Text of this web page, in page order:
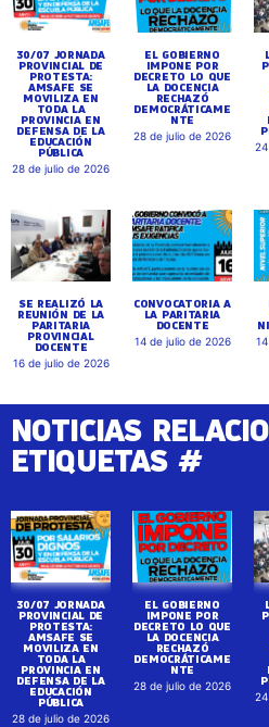
30/07 JORNADA
PROVINCIAL DE
PROTESTA:
AMSAFE SE
MOVILIZA EN
TODA LA
PROVINCIA EN
DEFENSA DE LA
EDUCACIÓN
PÚBLICA
28 de julio de 2026
EL GOBIERNO
IMPONE POR
DECRETO LO QUE
LA DOCENCIA
RECHAZÓ
DEMOCRÁTICAME
NTE
28 de julio de 2026
SE REALIZÓ LA
REUNIÓN DE LA
PARITARIA
PROVINCIAL
DOCENTE
16 de julio de 2026
CONVOCATORIA A
LA PARITARIA
DOCENTE
14 de julio de 2026
NOTICIAS
ETIQUETAS #
30/07 JORNADA
PROVINCIAL DE
PROTESTA:
AMSAFE SE
MOVILIZA EN
TODA LA
PROVINCIA EN
DEFENSA DE LA
EDUCACIÓN
PÚBLICA
28 de julio de 2026
EL GOBIERNO
IMPONE POR
DECRETO LO QUE
LA DOCENCIA
RECHAZÓ
DEMOCRÁTICAME
NTE
28 de julio de 2026